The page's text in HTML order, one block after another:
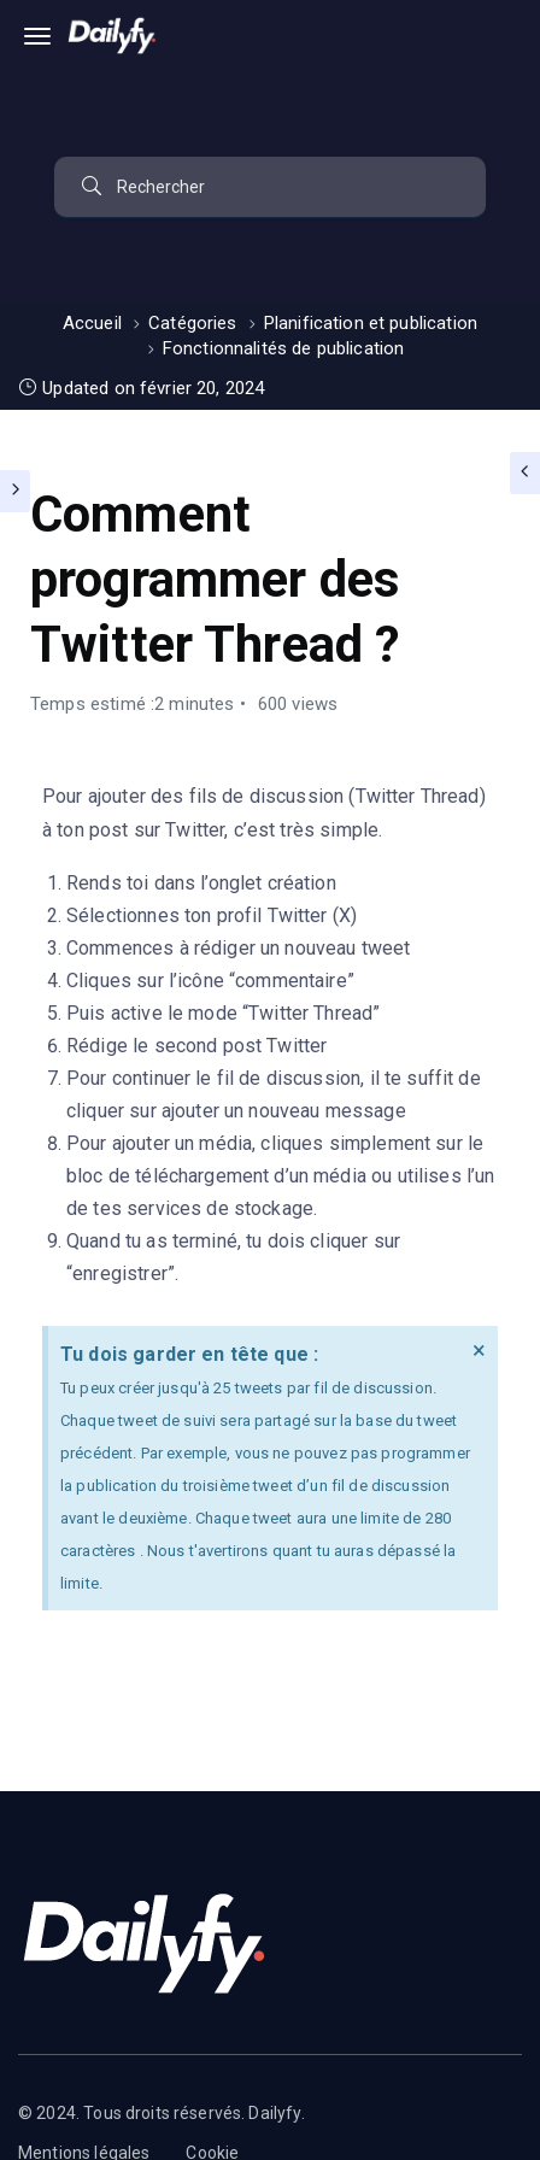
Accueil Catégories
Planification et publication
Fonctionnalités de publication
Updated on février 20, 2024
Comment
programmer des
Twitter Thread ?
Temps estimé :2 minutes 600 views
Pour ajouter des fils de discussion (Twitter Thread)
à ton post sur Twitter, c’est très simple.
Rends toi dans l’onglet création
Sélectionnes ton profil Twitter (X)
Commences à rédiger un nouveau tweet
Cliques sur l’icône “commentaire”
Puis active le mode “Twitter Thread”
Rédige le second post Twitter
Pour continuer le fil de discussion, il te suffit de
cliquer sur ajouter un nouveau message
Pour ajouter un média, cliques simplement sur le
bloc de téléchargement d’un médiaou utilises l’un
de tes services de stockage.
Quand tu as terminé, tu dois cliquer sur
“enregistrer”.
Tu dois garder en tête que :
Tu peux créer jusqu'à 25 tweets par fil de discussion.
Chaque tweet de suivi sera partagé sur la base du tweet
précédent. Par exemple, vous ne pouvez pas programmer
la publication du troisième tweet d’un fil de discussion
avant le deuxième. Chaque tweet aura une limite de 280
caractères . Nous t'avertirons quant tu auras dépassé la
limite.
×
© 2024. Tous droits réservés. Dailyfy.
Mentions légales Cookie